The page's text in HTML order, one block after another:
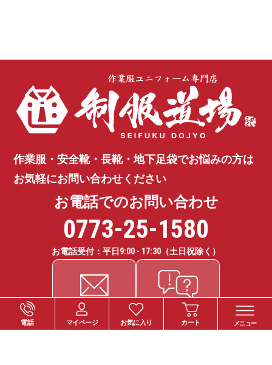
作業服・安全靴・長靴・地下足袋でお悩みの方は
お気軽にお問い合わせください
お電話でのお問い合わせ
0773-25-1580
お電話受付：平日 9:00 - 17:30 （土日祝除く）
電話 マイページ お気に入り カート メニュー